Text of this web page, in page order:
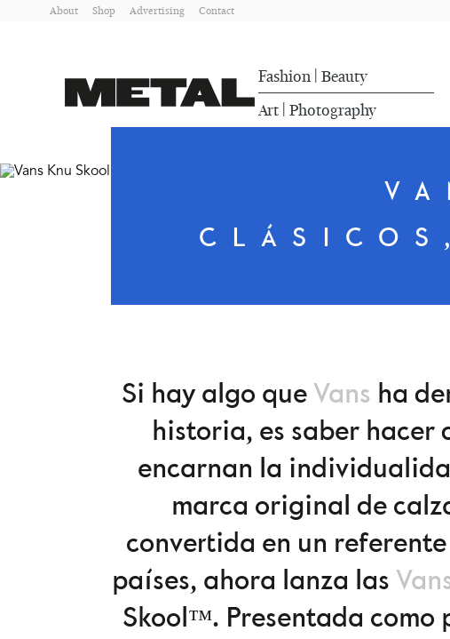
About Shop Advertising Contact
Fashion Beauty
Art Photography
Si hay algo que Vans ha
historia, es saber hacer
encarnan la
marca original de
convertida en un
países, ahora lanza las
Skool™. Presentada como